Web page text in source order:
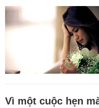
Vì một cuộc hẹn